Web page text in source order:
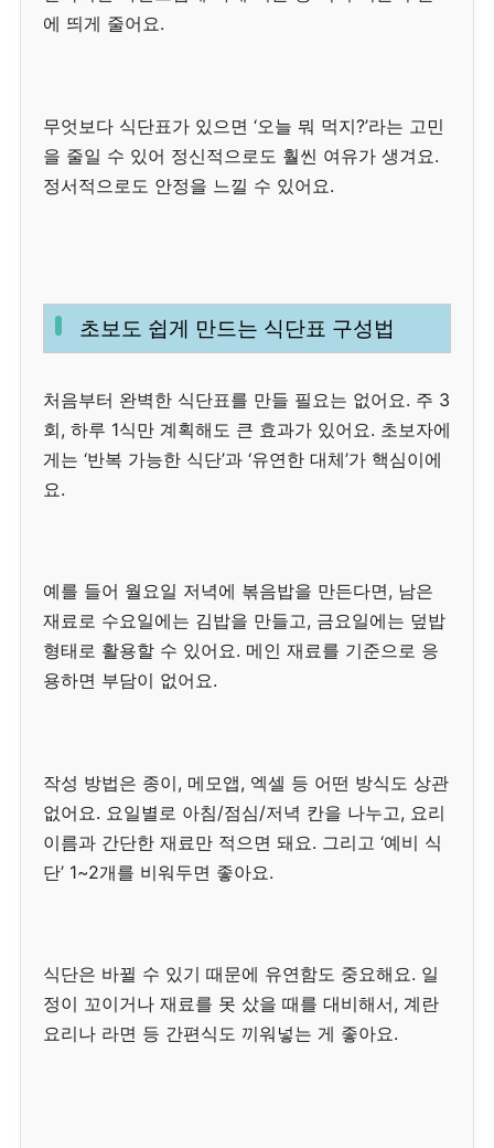
에 띄게 줄어요.
무엇보다 식단표가 있으면 ‘오늘 뭐 먹지?’라는 고민
을 줄일 수 있어 정신적으로도 훨씬 여유가 생겨요.
정서적으로도 안정을 느낄 수 있어요.
초보도 쉽게 만드는 식단표 구성법
처음부터 완벽한 식단표를 만들 필요는 없어요. 주 3
회, 하루 1식만 계획해도 큰 효과가 있어요. 초보자에
게는 ‘반복 가능한 식단’과 ‘유연한 대체’가 핵심이에
요.
예를 들어 월요일 저녁에 볶음밥을 만든다면, 남은
재료로 수요일에는 김밥을 만들고, 금요일에는 덮밥
형태로 활용할 수 있어요. 메인 재료를 기준으로 응
용하면 부담이 없어요.
작성 방법은 종이, 메모앱, 엑셀 등 어떤 방식도 상관
없어요. 요일별로 아침/점심/저녁 칸을 나누고, 요리
이름과 간단한 재료만 적으면 돼요. 그리고 ‘예비 식
단’ 1~2개를 비워두면 좋아요.
식단은 바뀔 수 있기 때문에 유연함도 중요해요. 일
정이 꼬이거나 재료를 못 샀을 때를 대비해서, 계란
요리나 라면 등 간편식도 끼워넣는 게 좋아요.